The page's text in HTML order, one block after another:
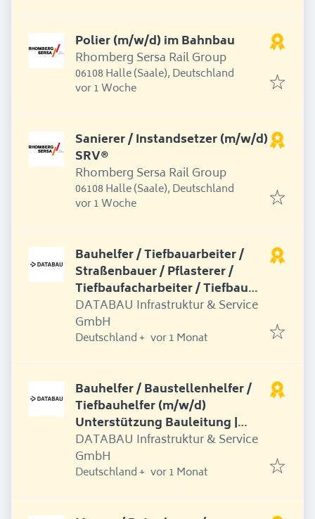
Polier (m/w/d) im Bahnbau
Rhomberg Sersa Rail Group
06108 Halle (Saale), Deutschland
Erschienen:
vor 1 Woche
Sanierer / Instandsetzer (m/w/d)
SRV®
Rhomberg Sersa Rail Group
06108 Halle (Saale), Deutschland
Erschienen:
vor 1 Woche
Bauhelfer / Tiefbauarbeiter /
Straßenbauer / Pflasterer /
Tiefbaufacharbeiter / Tiefbau
(m/w/d) bundesweiter Einsatz
DATABAU Infrastruktur & Service
GmbH
Deutschland + Erschienen:
vor 1 Monat
Bauhelfer / Baustellenhelfer /
Tiefbauhelfer (m/w/d)
Unterstützung Bauleitung |
bundesweiter Einsatz
DATABAU Infrastruktur & Service
GmbH
Deutschland + Erschienen:
vor 1 Monat